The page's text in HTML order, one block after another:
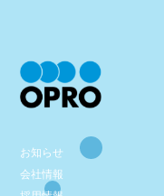
お知らせ
会社情報